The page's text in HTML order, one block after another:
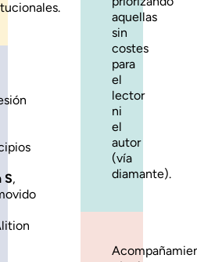
S,
aquellas
sin
costes
para
el
lector
ni
el
autor
(vía
diamante).